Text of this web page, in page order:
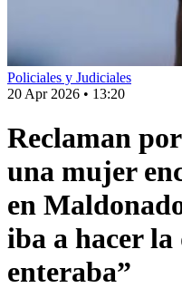
Policiales y Judiciales
20 Apr 2026 • 13:20
Reclaman
una mujer
en
iba a hacer
enteraba”